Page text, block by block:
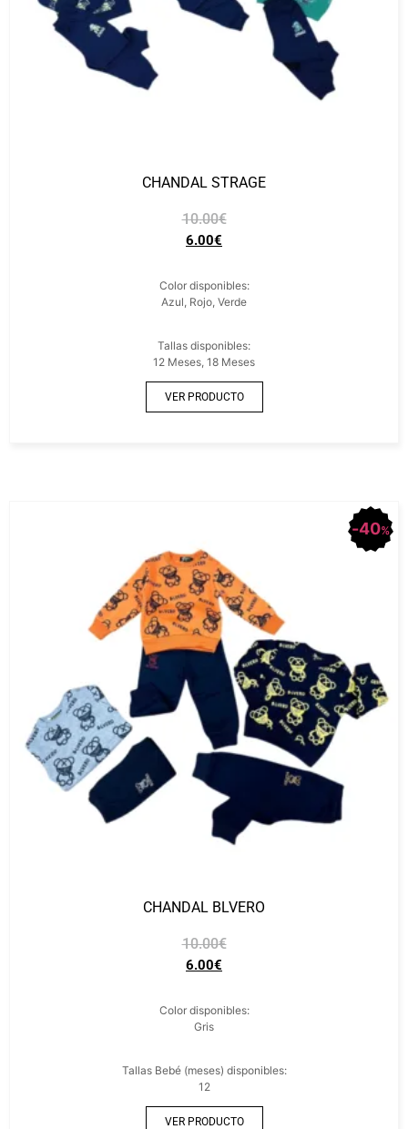
CHANDAL STRAGE
10.00€
6.00€
Color disponibles:
Azul, Rojo, Verde
Tallas disponibles:
12 Meses, 18 Meses
VER PRODUCTO
40%
CHANDAL BLVERO
10.00€
6.00€
Color disponibles:
Gris
Tallas Bebé (meses) disponibles:
12
VER PRODUCTO